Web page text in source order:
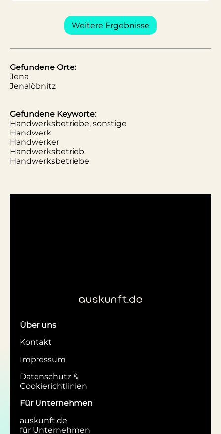
Weitere Ergebnisse
Gefundene Orte:
Jena
Jenalöbnitz
Gefundene Keyworte:
Handwerksbetriebe, sonstige
Handwerk
Handwerker
Handwerksbetrieb
Handwerksbetriebe
Über uns
Kontakt
Impressum
Datenschutz &
Cookierichtlinien
Für Unternehmen
auskunft.de
für Unternehmen